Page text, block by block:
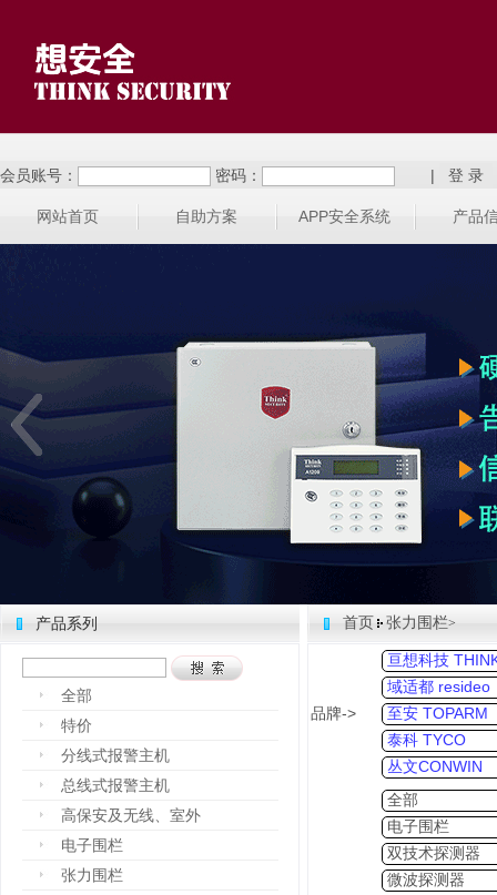
会员账号： 密码： |
网站首页 自助方案 APP安全系统 产品
产品系列
全部
特价
分线式报警主机
总线式报警主机
高保安及无线、室外
电子围栏
张力围栏
首页 张力围栏>
品牌->
亘想科技
域适都 resideo
至安 TOPARM
泰科 TYCO
丛文CONWIN
全部
电子围栏
双技术探测器
微波探测器